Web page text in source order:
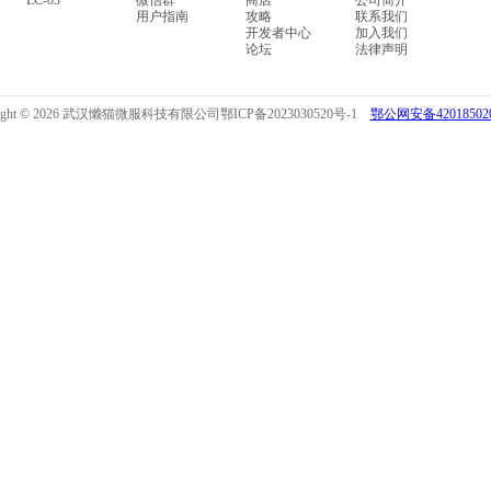
用户指南
攻略
开发者中心
论坛
联系我们
加入我们
法律声明
© 2026 武汉懒猫微服科技有限公司鄂ICP备2023030520号-1 鄂公网安备